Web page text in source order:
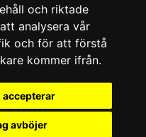
och riktade
analysera vår
och för att förstå
kommer ifrån.
accepterar
avböjerförbehålls.
som tillhör Boboshi AB.